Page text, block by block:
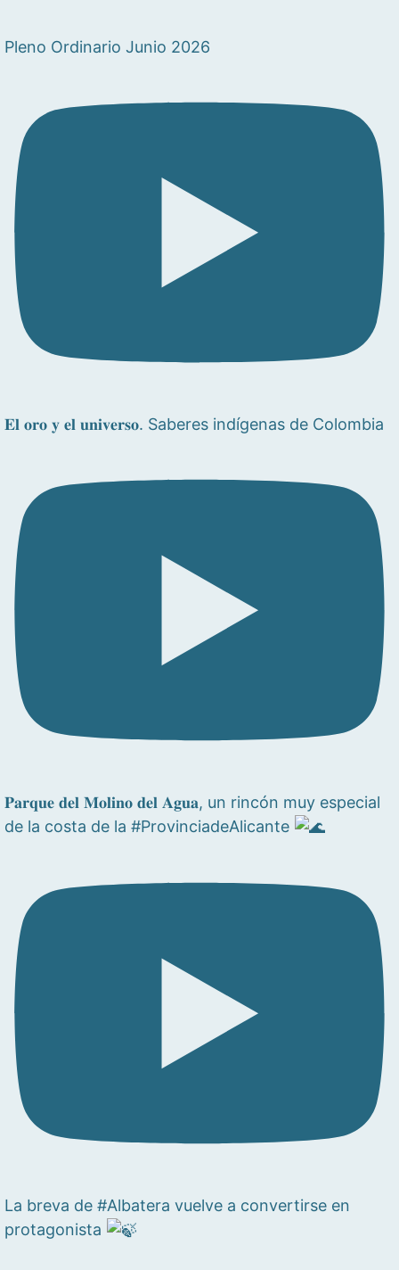
Pleno Ordinario Junio 2026
𝐄𝐥 𝐨𝐫𝐨 𝐲 𝐞𝐥 𝐮𝐧𝐢𝐯𝐞𝐫𝐬𝐨. Saberes indígenas de Colombia
𝐏𝐚𝐫𝐪𝐮𝐞 𝐝𝐞𝐥 𝐌𝐨𝐥𝐢𝐧𝐨 𝐝𝐞𝐥 𝐀𝐠𝐮𝐚, un rincón muy especial
de la costa de la #ProvinciadeAlicante
La breva de #Albatera vuelve a convertirse en
protagonista